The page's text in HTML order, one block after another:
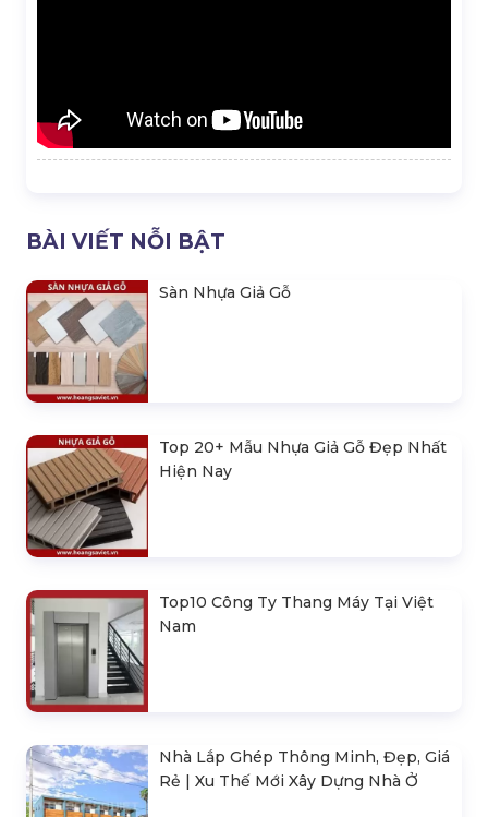
BÀI VIẾT NỖI BẬT
Sàn Nhựa Giả Gỗ
Top 20+ Mẫu Nhựa Giả Gỗ Đẹp Nhất
Hiện Nay
Top10 Công Ty Thang Máy Tại Việt
Nam
Nhà Lắp Ghép Thông Minh, Đẹp, Giá
Rẻ | Xu Thế Mới Xây Dựng Nhà Ở